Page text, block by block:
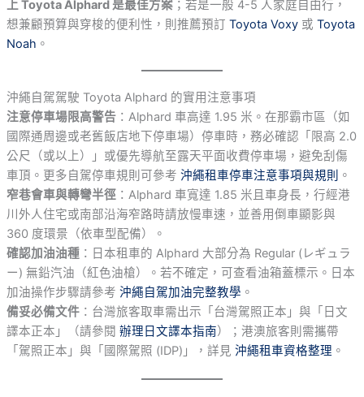
上 Toyota Alphard 是最佳方案；若是一般 4-5 人家庭自由行，
想兼顧預算與穿梭的便利性，則推薦預訂 Toyota Voxy或 Toyota
Noah 。
沖繩自駕駕駛 Toyota Alphard 的實用注意事項
注意停車場限高警告：Alphard 車高達 1.95 米。在那霸市區（如
國際通周邊或老舊飯店地下停車場）停車時，務必確認「限高 2.0
公尺（或以上）」或優先導航至露天平面收費停車場，避免刮傷
車頂。更多自駕停車規則可參考 沖繩租車停車注意事項與規則 。
窄巷會車與轉彎半徑：Alphard 車寬達 1.85 米且車身長，行經港
川外人住宅或南部沿海窄路時請放慢車速，並善用倒車顯影與
360 度環景（依車型配備）。
確認加油油種：日本租車的 Alphard 大部分為 Regular (レギュラ
ー) 無鉛汽油（紅色油槍）。若不確定，可查看油箱蓋標示。日本
加油操作步驟請參考 沖繩自駕加油完整教學 。
備妥必備文件：台灣旅客取車需出示「台灣駕照正本」與「日文
譯本正本」（請參閱 辦理日文譯本指南）；港澳旅客則需攜帶
「駕照正本」與「國際駕照 (IDP)」，詳見 沖繩租車資格整理 。